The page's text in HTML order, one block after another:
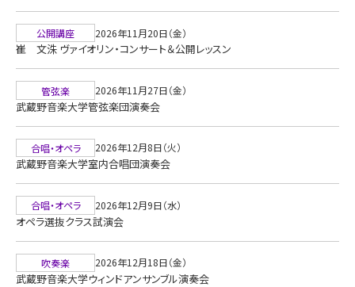
公開講座 2026年11月20日（金）
崔 文洙 ヴァイオリン・コンサート＆公開レッスン
管弦楽 2026年11月27日（金）
武蔵野音楽大学管弦楽団演奏会
合唱・オペラ 2026年12月8日（火）
武蔵野音楽大学室内合唱団演奏会
合唱・オペラ 2026年12月9日（水）
オペラ選抜クラス試演会
吹奏楽 2026年12月18日（金）
武蔵野音楽大学ウィンドアンサンブル演奏会